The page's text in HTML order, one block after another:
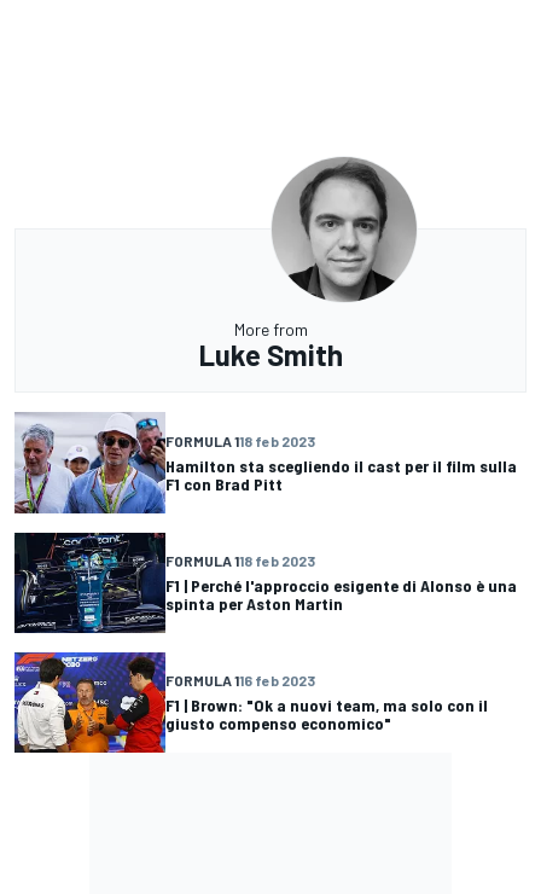
More from
Luke Smith
FORMULA 118 feb 2023
Hamilton sta scegliendo il cast per il film sulla
F1 con Brad Pitt
FORMULA 118 feb 2023
F1 | Perché l'approccio esigente di Alonso è una
spinta per Aston Martin
FORMULA 116 feb 2023
F1 | Brown: "Ok a nuovi team, ma solo con il
giusto compenso economico"